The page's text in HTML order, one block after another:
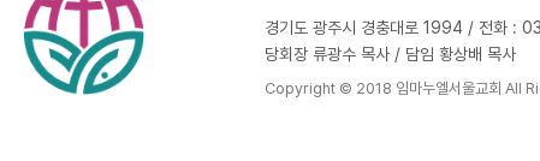
경기도 광주시 경충대로 1994 / 전화
당회장 류광수 목사 / 담임 황상배 목사
Copyright © 2018 임마누엘서울교회 All